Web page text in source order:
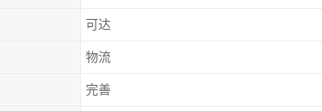
可达
物流
完善